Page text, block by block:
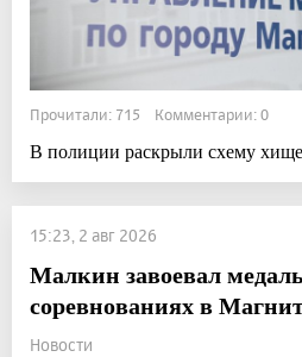
Прочитали: 715 Комментарии: 0
В полиции раскрыли схему
15:23, 2 авг 2026
Малкин завоевал
соревнованиях в
Новости